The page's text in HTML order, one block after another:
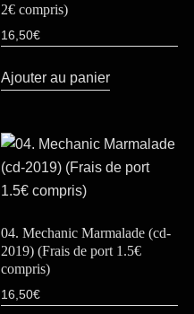
2€ compris)
16,50€
Ajouter au panier
04. Mechanic Marmalade (cd-
2019) (Frais de port 1.5€
compris)
16,50€